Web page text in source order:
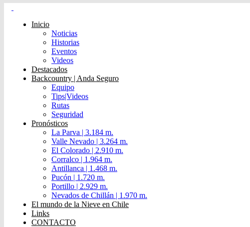
Inicio
Noticias
Historias
Eventos
Videos
Destacados
Backcountry | Anda Seguro
Equipo
Tips|Videos
Rutas
Seguridad
Pronósticos
La Parva | 3.184 m.
Valle Nevado | 3.264 m.
El Colorado | 2.910 m.
Corralco | 1.964 m.
Antillanca | 1.468 m.
Pucón | 1.720 m.
Portillo | 2.929 m.
Nevados de Chillán | 1.970 m.
El mundo de la Nieve en Chile
Links
CONTACTO